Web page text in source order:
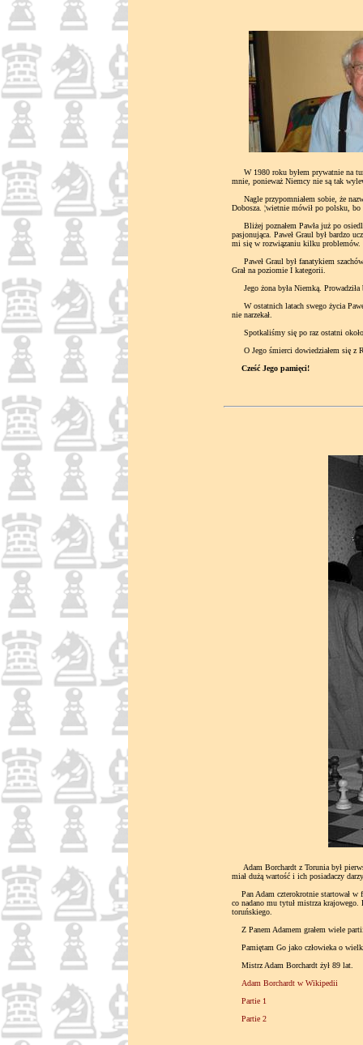
W 1980 roku byłem prywatnie na
mnie, ponieważ Niemcy nie są tak
Nagle przypomniałem sobie, że
Dobosza. ¦wietnie mówił po polsku,
Bliżej poznałem Pawła już po
pasjonująca. Paweł Graul był bardzo
mi się w rozwiązaniu kilku problemów.
Paweł Graul był fanatykiem
Grał na poziomie I kategorii.
Jego żona była Niemką. Prowadziła
W ostatnich latach swego życia
nie narzekał.
Spotkaliśmy się po raz ostatni około
O Jego śmierci dowiedziałem się z
Cześć Jego pamięci!
Adam Borchardt z Torunia był
miał dużą wartość i ich posiadaczy
Pan Adam czterokrotnie startował w
co nadano mu tytuł mistrza
toruńskiego.
Z Panem Adamem grałem wiele
Pamiętam Go jako człowieka o
Mistrz Adam Borchardt żył 89 lat.
Adam Borchardt w Wikipedii
Partie 1
Partie 2